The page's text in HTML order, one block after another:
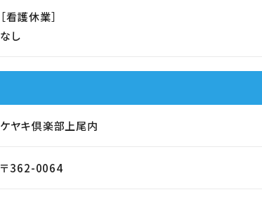
［看護休業］
なし
ケヤキ倶楽部上尾内
〒362-0064